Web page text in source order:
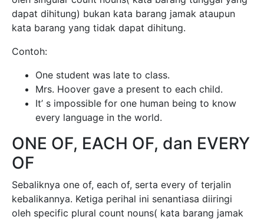
dapat dihitung) bukan kata barang jamak ataupun
kata barang yang tidak dapat dihitung.
Contoh:
One student was late to class.
Mrs. Hoover gave a present to each child.
It’ s impossible for one human being to know
every language in the world.
ONE OF, EACH OF, dan EVERY
OF
Sebaliknya one of, each of, serta every of terjalin
kebalikannya. Ketiga perihal ini senantiasa diiringi
oleh specific plural count nouns( kata barang jamak